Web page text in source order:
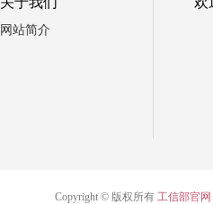
网站简介
Copyright © 版权所有 工信部官网